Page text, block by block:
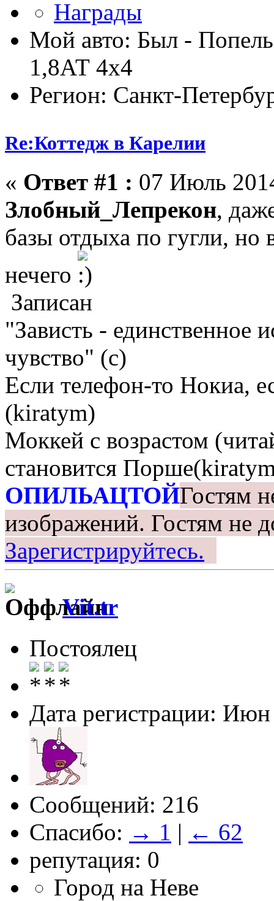
Мой авто: Был -
1,8АТ 4х4
Регион: Санкт-
Re:Коттедж в Карелии
« Ответ #1 : 07 Июль
Злобный_Лепрекон,
базы отдыха по гугли, но
нечего
Записан
"Зависть - единственное
чувство" (с)
Если телефон-то Нокиа,
(kiratym)
Моккей с возрастом
становится
ОПИЛЬАЦТОЙГостям
изображений. Гостям не
Зарегистрируйтесь.
Vit.tr
Постоялец
Дата регистрации:
Сообщений: 216
Спасибо: → 1 | ← 62
репутация: 0
Город на Неве